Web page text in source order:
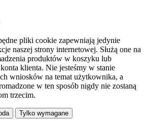
pliki cookie zapewniają jedynie
naszej strony internetowej. Służą one na
produktów w koszyku lub
klienta. Nie jesteśmy w stanie
wniosków na temat użytkownika, a
w ten sposób nigdy nie zostaną
trzecim.
Tylko wymagane